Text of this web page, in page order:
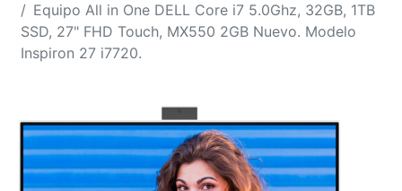
Equipo All in One DELL Core i7 5.0Ghz, 32GB, 1TB
SSD, 27" FHD Touch, MX550 2GB Nuevo. Modelo
Inspiron 27 i7720.